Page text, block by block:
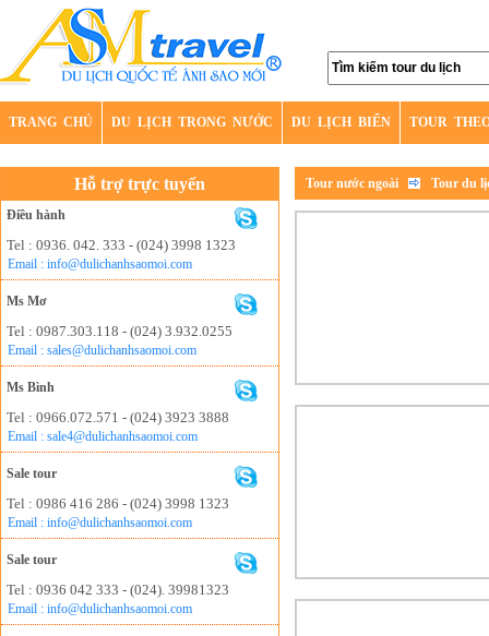
TRANG CHỦ DU LỊCH TRONG NƯỚC DU LỊCH BIỂN TOUR
Hỗ trợ trực tuyến
Điều hành
Tel : 0936. 042. 333 - (024) 3998 1323
Email : info@dulichanhsaomoi.com
Ms Mơ
Tel : 0987.303.118 - (024) 3.932.0255
Email : sales@dulichanhsaomoi.com
Ms Bình
Tel : 0966.072.571 - (024) 3923 3888
Email : sale4@dulichanhsaomoi.com
Sale tour
Tel : 0986 416 286 - (024) 3998 1323
Email : info@dulichanhsaomoi.com
Sale tour
Tel : 0936 042 333 - (024). 39981323
Email : info@dulichanhsaomoi.com
Tour nước ngoài Tour du